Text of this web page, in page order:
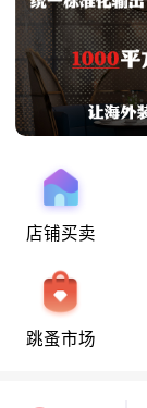
店铺买卖
跳蚤市场